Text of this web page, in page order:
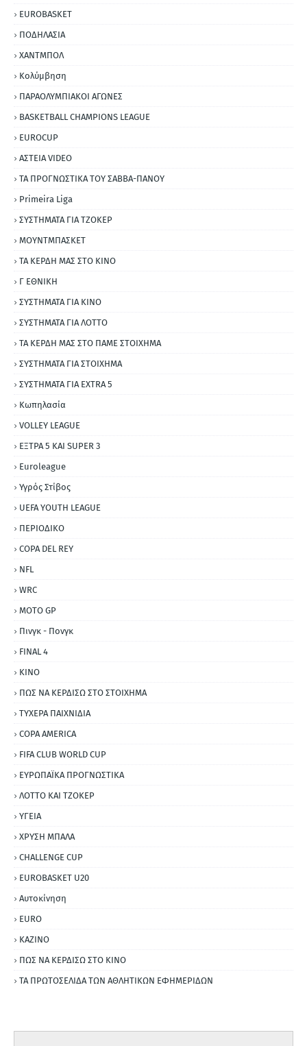
EUROBASKET
ΠΟΔΗΛΑΣΙΑ
ΧΑΝΤΜΠΟΛ
Κολύμβηση
ΠΑΡΑΟΛΥΜΠΙΑΚΟΙ ΑΓΩΝΕΣ
BASKETBALL CHAMPIONS LEAGUE
EUROCUP
ΑΣΤΕΙΑ VIDEO
ΤΑ ΠΡΟΓΝΩΣΤΙΚΑ ΤΟΥ ΣΑΒΒΑ-ΠΑΝΟΥ
Primeira Liga
ΣΥΣΤΗΜΑΤΑ ΓΙΑ ΤΖΟΚΕΡ
ΜΟΥΝΤΜΠΑΣΚΕΤ
ΤΑ ΚΕΡΔΗ ΜΑΣ ΣΤΟ ΚΙΝΟ
Γ ΕΘΝΙΚΗ
ΣΥΣΤΗΜΑΤΑ ΓΙΑ ΚΙΝΟ
ΣΥΣΤΗΜΑΤΑ ΓΙΑ ΛΟΤΤΟ
ΤΑ ΚΕΡΔΗ ΜΑΣ ΣΤΟ ΠΑΜΕ ΣΤΟΙΧΗΜΑ
ΣΥΣΤΗΜΑΤΑ ΓΙΑ ΣΤΟΙΧΗΜΑ
ΣΥΣΤΗΜΑΤΑ ΓΙΑ ΕΧΤRΑ 5
Κωπηλασία
VOLLEY LEAGUE
ΕΞΤΡΑ 5 ΚΑΙ SUPER 3
Εuroleague
Υγρός Στίβος
UEFA YOUTH LEAGUE
ΠΕΡΙΟΔΙΚΟ
COPA DEL REY
NFL
WRC
MOTO GP
Πινγκ - Πονγκ
FINAL 4
ΚΙΝΟ
ΠΩΣ ΝΑ ΚΕΡΔΙΣΩ ΣΤΟ ΣΤΟΙΧΗΜΑ
ΤΥΧΕΡΑ ΠΑΙΧΝΙΔΙΑ
COPA AMERICA
FIFA CLUB WORLD CUP
ΕΥΡΩΠΑΪΚΑ ΠΡΟΓΝΩΣΤΙΚΑ
ΛΟΤΤΟ ΚΑΙ ΤΖΟΚΕΡ
ΥΓΕΙΑ
ΧΡΥΣΗ ΜΠΑΛΑ
CHALLENGE CUP
EUROBASKET U20
Αυτοκίνηση
ΕURO
ΚΑΖΙΝΟ
ΠΩΣ ΝΑ ΚΕΡΔΙΣΩ ΣΤΟ ΚΙΝΟ
ΤΑ ΠΡΩΤΟΣΕΛΙΔΑ ΤΩΝ ΑΘΛΗΤΙΚΩΝ ΕΦΗΜΕΡΙΔΩΝ